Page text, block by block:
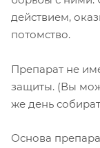
действием,
потомство.
Препарат не
защиты. (Вы
же день
Основа